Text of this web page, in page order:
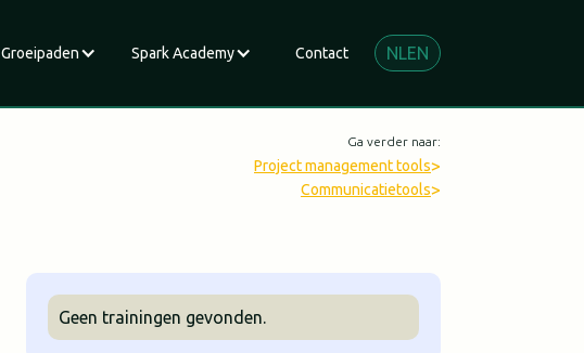
Groeipaden Spark Academy Contact NLEN
Ga verder naar:
Project management tools>
Communicatietools>
Geen trainingen gevonden.